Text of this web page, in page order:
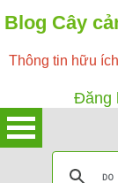
Blog Cây
Thông tin hữu
Đăng